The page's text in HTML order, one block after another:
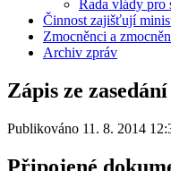
Rada vlády pro
Činnost zajišťují
Zmocněnci a
Archiv zpráv
Zápis ze
Publikováno 11. 8. 2014
Připojené